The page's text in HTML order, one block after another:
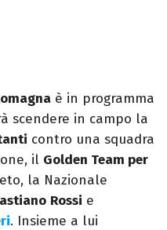
è in programma
scendere in campo la
contro una squadra
il Golden Team per
la Nazionale
Rossi e
. Insieme a lui